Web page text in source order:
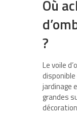
Où
?
Le voile
jardinage
grandes